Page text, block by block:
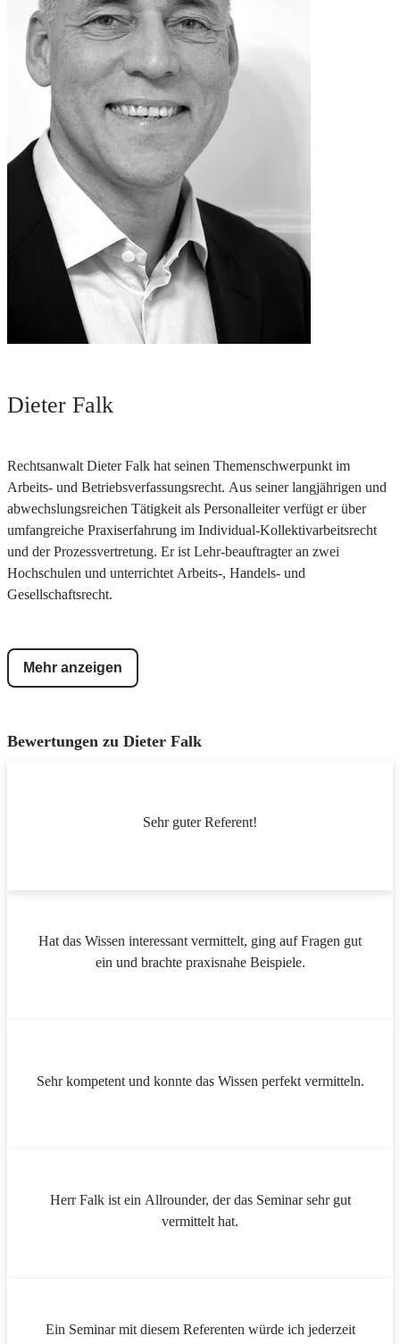
Dieter Falk
Rechtsanwalt Dieter Falk hat seinen Themenschwerpunkt im
Arbeits- und Betriebsverfassungsrecht. Aus seiner langjährigen und
abwechslungsreichen Tätigkeit als Personalleiter verfügt er über
umfangreiche Praxiserfahrung im Individual-Kollektivarbeitsrecht
und der Prozessvertretung. Er ist Lehr-beauftragter an zwei
Hochschulen und unterrichtet Arbeits-, Handels- und
Gesellschaftsrecht.
Mehr anzeigen
Bewertungen zu Dieter Falk
Sehr guter Referent!
Hat das Wissen interessant vermittelt, ging auf Fragen gut
ein und brachte praxisnahe Beispiele.
Sehr kompetent und konnte das Wissen perfekt vermitteln.
Herr Falk ist ein Allrounder, der das Seminar sehr gut
vermittelt hat.
Ein Seminar mit diesem Referenten würde ich jederzeit